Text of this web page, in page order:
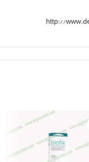
http://